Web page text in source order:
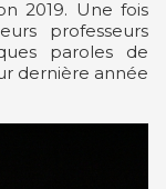
2019. Une fois
professeurs
paroles de
dernière année